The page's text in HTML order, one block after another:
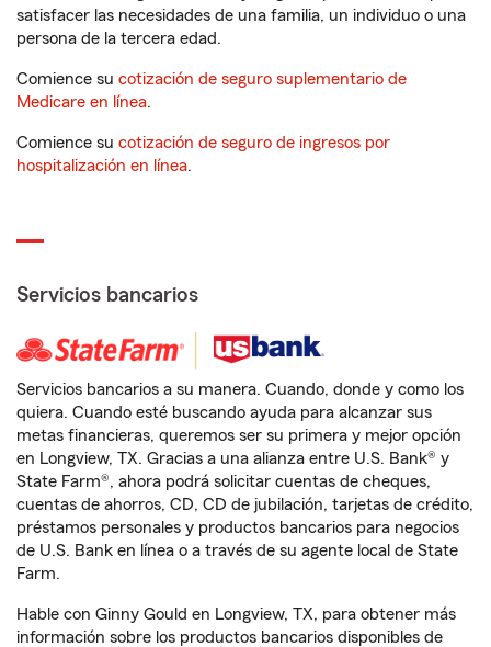
satisfacer las necesidades de una familia, un individuo o una
persona de la tercera edad.
Comience su cotización de seguro suplementario de
Medicare en línea.
Comience su cotización de seguro de ingresos por
hospitalización en línea.
Servicios bancarios
Servicios bancarios a su manera. Cuando, donde y como los
quiera. Cuando esté buscando ayuda para alcanzar sus
metas financieras, queremos ser su primera y mejor opción
en Longview, TX. Gracias a una alianza entre U.S. Bank® y
State Farm®, ahora podrá solicitar cuentas de cheques,
cuentas de ahorros, CD, CD de jubilación, tarjetas de crédito,
préstamos personales y productos bancarios para negocios
de U.S. Bank en línea o a través de su agente local de State
Farm.
Hable con Ginny Gould en Longview, TX, para obtener más
información sobre los productos bancarios disponibles de